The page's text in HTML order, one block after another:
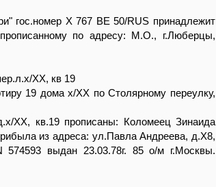
гос.номер Х 767 ВЕ 50/RUS принадлежит
по адресу: М.О., г.Люберцы,
ХХ, кв 19
19 дома х/ХХ по Столярному переулку,
ХХ, кв.19 прописаны: Коломеец Зинаида
из адреса: ул.Павла Андреева, д.Х8,
выдан 23.03.78г. 85 о/м г.Москвы.